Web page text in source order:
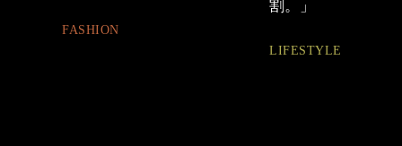
FASHION
割。」
LIFESTYLE